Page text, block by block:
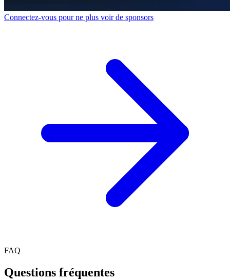
Connectez-vous pour ne plus voir de sponsors
FAQ
Questions fréquentes